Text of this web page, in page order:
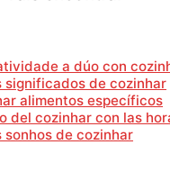
a dúo con
significados de cozinhar
alimentos específicos
del cozinhar con las
sonhos de cozinhar